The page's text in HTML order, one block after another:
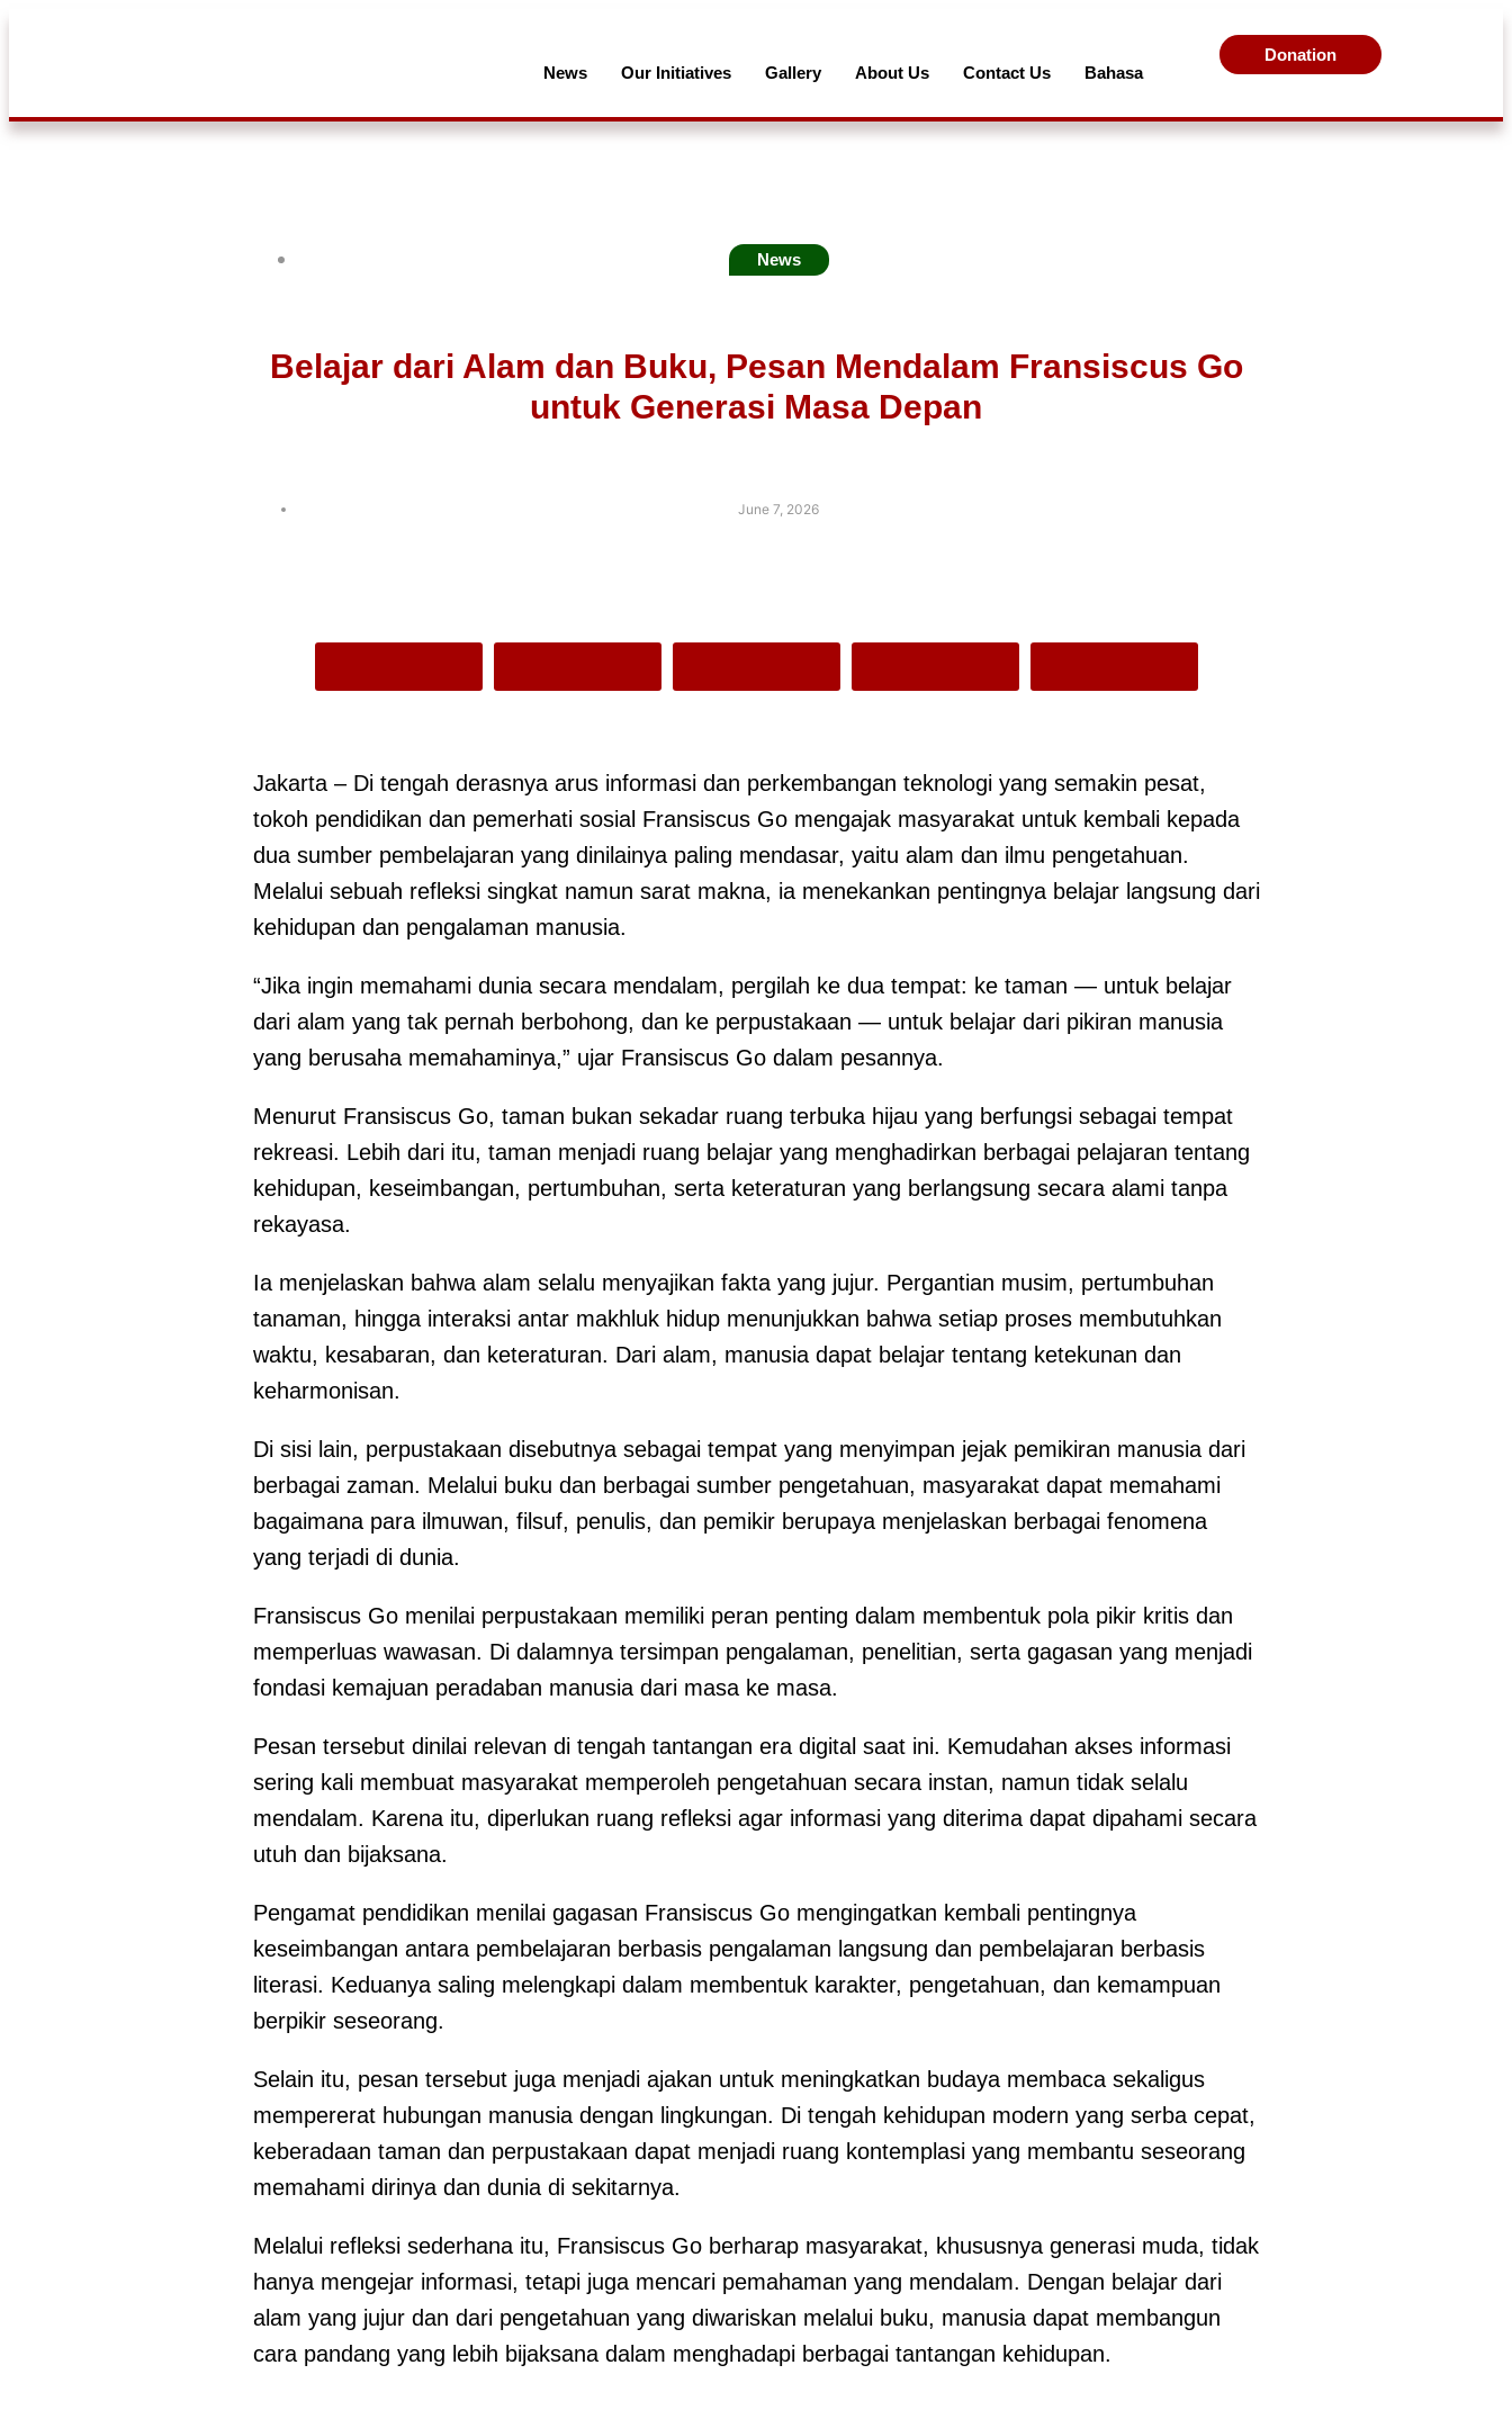
News Our Initiatives Gallery About Us Contact Us Bahasa
Donation
News
Belajar dari Alam dan Buku, Pesan Mendalam Fransiscus Go
untuk Generasi Masa Depan
June 7, 2026
Jakarta – Di tengah derasnya arus informasi dan perkembangan teknologi yang semakin pesat,
tokoh pendidikan dan pemerhati sosial Fransiscus Go mengajak masyarakat untuk kembali kepada
dua sumber pembelajaran yang dinilainya paling mendasar, yaitu alam dan ilmu pengetahuan.
Melalui sebuah refleksi singkat namun sarat makna, ia menekankan pentingnya belajar langsung dari
kehidupan dan pengalaman manusia.
“Jika ingin memahami dunia secara mendalam, pergilah ke dua tempat: ke taman — untuk belajar
dari alam yang tak pernah berbohong, dan ke perpustakaan — untuk belajar dari pikiran manusia
yang berusaha memahaminya,” ujar Fransiscus Go dalam pesannya.
Menurut Fransiscus Go, taman bukan sekadar ruang terbuka hijau yang berfungsi sebagai tempat
rekreasi. Lebih dari itu, taman menjadi ruang belajar yang menghadirkan berbagai pelajaran tentang
kehidupan, keseimbangan, pertumbuhan, serta keteraturan yang berlangsung secara alami tanpa
rekayasa.
Ia menjelaskan bahwa alam selalu menyajikan fakta yang jujur. Pergantian musim, pertumbuhan
tanaman, hingga interaksi antar makhluk hidup menunjukkan bahwa setiap proses membutuhkan
waktu, kesabaran, dan keteraturan. Dari alam, manusia dapat belajar tentang ketekunan dan
keharmonisan.
Di sisi lain, perpustakaan disebutnya sebagai tempat yang menyimpan jejak pemikiran manusia dari
berbagai zaman. Melalui buku dan berbagai sumber pengetahuan, masyarakat dapat memahami
bagaimana para ilmuwan, filsuf, penulis, dan pemikir berupaya menjelaskan berbagai fenomena
yang terjadi di dunia.
Fransiscus Go menilai perpustakaan memiliki peran penting dalam membentuk pola pikir kritis dan
memperluas wawasan. Di dalamnya tersimpan pengalaman, penelitian, serta gagasan yang menjadi
fondasi kemajuan peradaban manusia dari masa ke masa.
Pesan tersebut dinilai relevan di tengah tantangan era digital saat ini. Kemudahan akses informasi
sering kali membuat masyarakat memperoleh pengetahuan secara instan, namun tidak selalu
mendalam. Karena itu, diperlukan ruang refleksi agar informasi yang diterima dapat dipahami secara
utuh dan bijaksana.
Pengamat pendidikan menilai gagasan Fransiscus Go mengingatkan kembali pentingnya
keseimbangan antara pembelajaran berbasis pengalaman langsung dan pembelajaran berbasis
literasi. Keduanya saling melengkapi dalam membentuk karakter, pengetahuan, dan kemampuan
berpikir seseorang.
Selain itu, pesan tersebut juga menjadi ajakan untuk meningkatkan budaya membaca sekaligus
mempererat hubungan manusia dengan lingkungan. Di tengah kehidupan modern yang serba cepat,
keberadaan taman dan perpustakaan dapat menjadi ruang kontemplasi yang membantu seseorang
memahami dirinya dan dunia di sekitarnya.
Melalui refleksi sederhana itu, Fransiscus Go berharap masyarakat, khususnya generasi muda, tidak
hanya mengejar informasi, tetapi juga mencari pemahaman yang mendalam. Dengan belajar dari
alam yang jujur dan dari pengetahuan yang diwariskan melalui buku, manusia dapat membangun
cara pandang yang lebih bijaksana dalam menghadapi berbagai tantangan kehidupan.